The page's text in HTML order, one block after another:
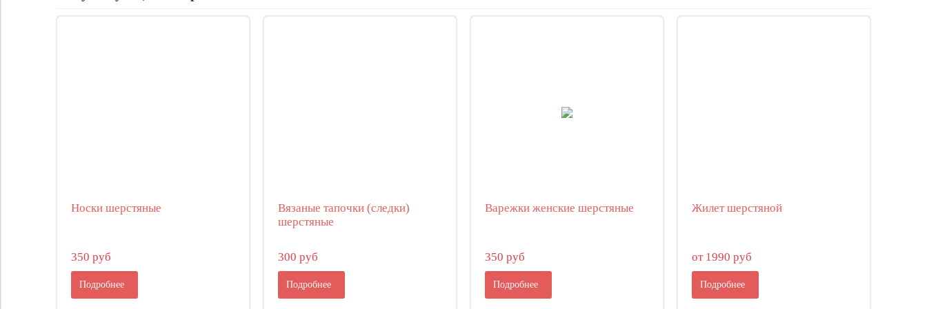
Носки шерстяные
350 руб
Подробнее
Вязаные тапочки (следки)
шерстяные
300 руб
Подробнее
Варежки женские шерстяные
350 руб
Подробнее
Жилет шерстяной
от 1990 руб
Подробнее